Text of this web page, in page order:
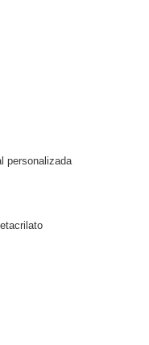
personalizada